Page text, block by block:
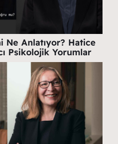
Ne Anlatıyor? Hatice
Psikolojik Yorumlar